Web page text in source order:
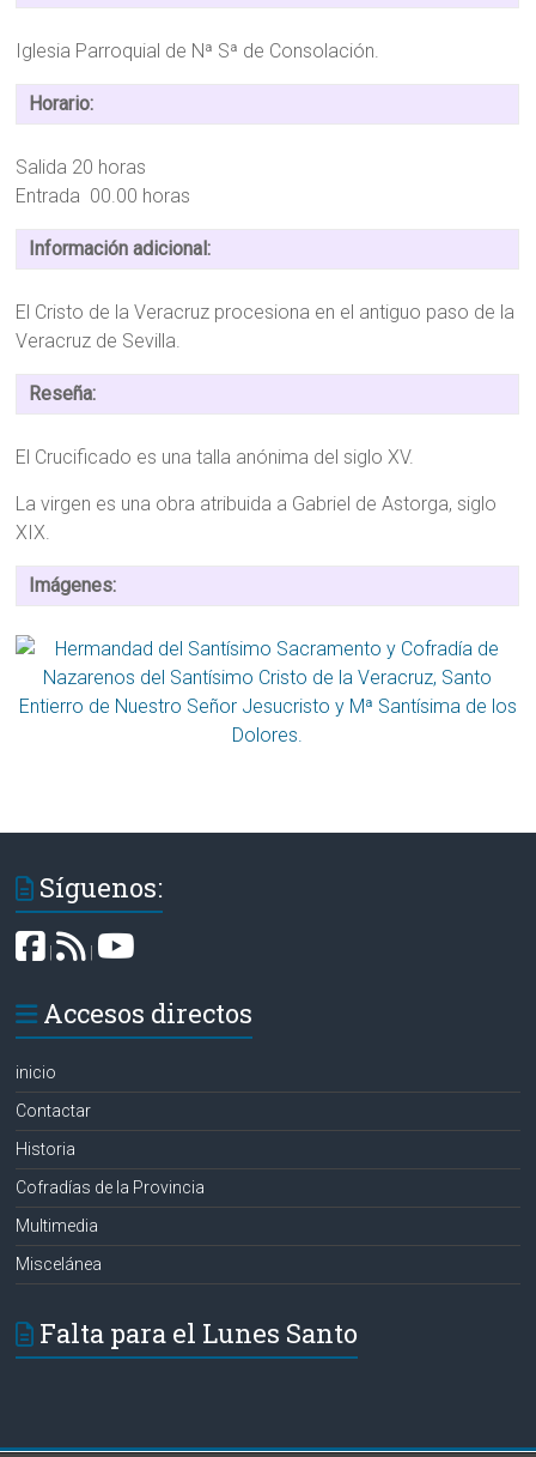
Iglesia Parroquial de Nª Sª de Consolación.
Horario:
Salida 20 horas
Entrada 00.00 horas
Información adicional:
El Cristo de la Veracruz procesiona en el antiguo paso de la
Veracruz de Sevilla.
Reseña:
El Crucificado es una talla anónima del siglo XV.
La virgen es una obra atribuida a Gabriel de Astorga, siglo
XIX.
Imágenes:
Síguenos:
|
Accesos directos
inicio
Contactar
Historia
Cofradías de la Provincia
Multimedia
Miscelánea
Falta para el Lunes Santo